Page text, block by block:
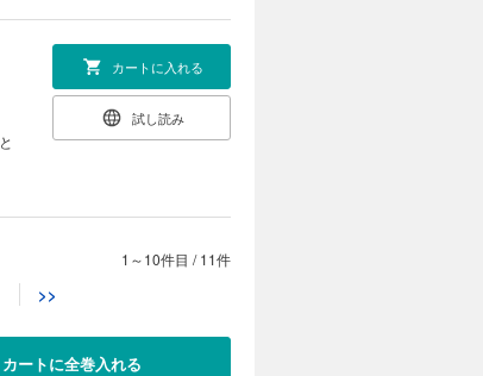
カートに入れる
試し読み
カートに入れる
1～10件目 /11件
>>
カートに全巻入れる